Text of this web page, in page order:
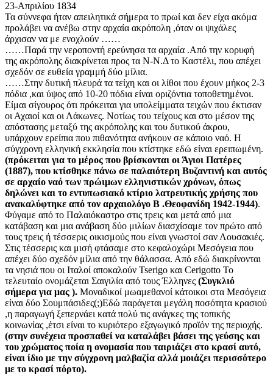
23-Απριλίου 1834
Τα σύννεφα ήταν απειλητικά σήμερα το πρωί και δεν είχα ακόμα
προλάβει να ανέβω στην αρχαία ακρόπολη ,όταν οι ψιχάλες
άρχισαν να με ενοχλούν ……
……Παρά την νεροποντή ερεύνησα τα αρχαία .Από την κορυφή
της ακρόπολης διακρίνεται προς τα Ν-Ν.Δ το Καστέλι, που απέχει
σχεδόν σε ευθεία γραμμή δύο μίλια.
……Στην δυτική πλευρά τα τείχη και οι λίθοι που έχουν μήκος 2-3
πόδια ,και ύψος από 10-20 πόδια είναι οριζόντια τοποθετημένοι.
Είμαι σίγουρος ότι πρόκειται για υπολείμματα τειχών που έκτισαν
οι Αχαιοί και οι Λάκωνες. Νοτίως του τείχους και στο μέσον της
απόστασης μεταξύ της ακρόπολης και του δυτικού άκρου,
υπάρχουν ερείπια που πιθανότητα ανήκουν σε κάποιο ναό. Η
σύγχρονη ελληνική εκκλησία που κτίστηκε εδώ είναι ερειπωμένη.
(πρόκειται για το μέρος που βρίσκονται οι Άγιοι Πατέρες
(1887), που κτίσθηκε πάνω σε παλαιότερη Βυζαντινή και αυτός
σε αρχαίο ναό των πρώιμων ελληνιστικών χρόνων, όπως
δηλώνει και το εντυπωσιακό κτίριο λατρευτικής χρήσης που
ανακαλύφτηκε από τον αρχαιολόγο Β .Θεοφανίδη 1942-1944).
Φύγαμε από το Παλαιόκαστρο στις τρεις και μετά από μια
κατάβαση και μια ανάβαση δύο μιλίων διασχίσαμε τον πρώτο από
τους τρεις ή τέσσερις οικισμούς που είναι γνωστοί σαν Λουσακιές.
Στις τέσσερις και μισή φτάσαμε στο κεφαλοχώρι Μεσόγεια που
απέχει δύο σχεδόν μίλια από την θάλασσα. Από εδώ διακρίνονται
τα νησιά που οι Ιταλοί αποκαλούν Tserigo και Cerigotto Το
τελευταίο ονομάζεται Σαιγιλία από τους Έλληνες (Συγκλιό
σήμερα για μας ). Μοναδικοί μωαμεθανοί κάτοικοι στα Μεσόγεια
είναι δύο Σουμπάσιδες(;)Εδώ παράγεται μεγάλη ποσότητα κρασιού
,η παραγωγή ξεπερνάει κατά πολύ τις ανάγκες της τοπικής
κοινωνίας ,έτσι είναι το κυριότερο εξαγωγικό προϊόν της περιοχής.
(στην συνέχεια προσπαθεί να καταλάβει βάσει της γεύσης και
του χρώματος ποία η ονομασία που ταιριάζει στο κρασί αυτό,
είναι ίδιο με την σύγχρονη μαλβαζία αλλά μοιάζει περισσότερο
με το κρασί πόρτο).